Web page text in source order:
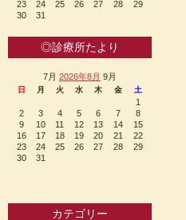
23
24 25 26 27 28
29
30
31
◎診療所たより
7月 2026年8月 9月
日 月 火 水 木 金 土
1
2
3 4 5 6 7
8
9
10 11 12 13 14
15
16
17 18 19 20 21
22
23
24 25 26 27 28
29
30
31
カテゴリー